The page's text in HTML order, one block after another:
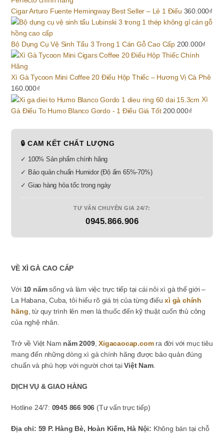
Cigar Arturo Fuente Hemingway Best Seller – Lẻ 1 Điếu 360.000₫
Bộ Dụng Cụ Vệ Sinh Tẩu 3 Trong 1 Cán Gỗ Cao Cấp 200.000₫
Xì Gà Tycoon Mini Coffee 20 Điếu Hộp Thiếc – Hương Vị Cà Phê
160.000₫
Xì
Gà Điếu To Humo Blanco Gordo - 1 Điếu Giá Tốt 200.000₫
🔒 CAM KẾT CHẤT LƯỢNG
✓ 100% Sản phẩm chính hãng
✓ Bảo quản chuẩn Humidor (Độ ẩm 65%-70%)
✓ Giao hàng hỏa tốc trong ngày
TƯ VẤN CHUYÊN GIA 24/7:
0945.866.906
VỀ XÌ GÀ CAO CẤP
Với 10 nămsống và làm việc trực tiếp tại cái nôi xì gà thế giới –
La Habana, Cuba, tôi hiểu rõ giá trị của từng điếuxì gà chính
hãng , từ quy trình lên men lá thuốc đến kỹ thuật cuốn thủ công
của nghệ nhân.
Trở về Việt Nam năm 2009,Xigacaocap.comra đời với mục tiêu
mang đến những dòng xì gà chính hãng được bảo quản đúng
chuẩn và phù hợp với người chơi tạiViệt Nam.
DỊCH VỤ & GIAO HÀNG
Hotline 24/7: 0945 866 906 (Tư vấn trực tiếp)
Địa chỉ: 59 P. Hàng Bè, Hoàn Kiếm, Hà Nội: Không bán tại chỗ